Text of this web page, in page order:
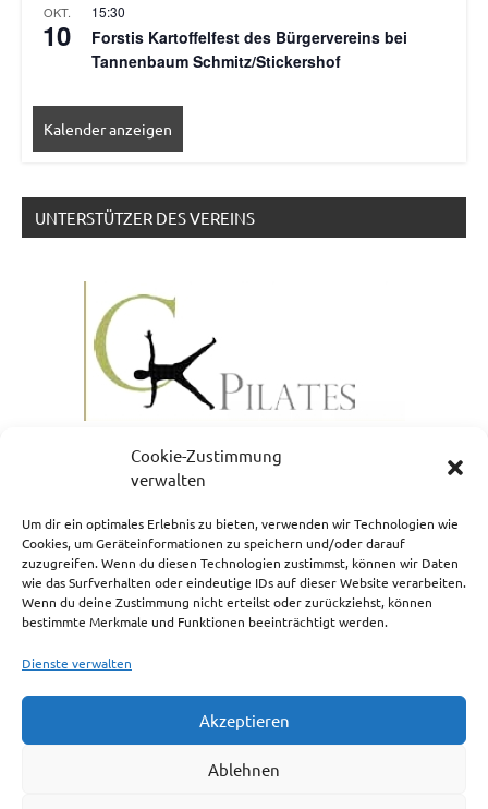
Cookie-Zustimmung
verwalten
Um dir ein optimales Erlebnis zu bieten, verwenden wir Technologien wie
Cookies, um Geräteinformationen zu speichern und/oder darauf
zuzugreifen. Wenn du diesen Technologien zustimmst, können wir Daten
wie das Surfverhalten oder eindeutige IDs auf dieser Website verarbeiten.
Wenn du deine Zustimmung nicht erteilst oder zurückziehst, können
bestimmte Merkmale und Funktionen beeinträchtigt werden.
Dienste verwalten
Akzeptieren
Ablehnen
OKT.
10
15:30
Forstis Kartoffelfest des Bürgervereins bei
Tannenbaum Schmitz/Stickershof
Kalender anzeigen
UNTERSTÜTZER DES VEREINS
NEWSLETTERANMELDUNG
Impressum